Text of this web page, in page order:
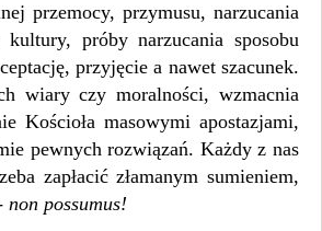
przemocy, przymusu, narzucania
próby narzucania sposobu
przyjęcie a nawet szacunek.
wiary czy moralności, wzmacnia
Kościoła masowymi apostazjami,
pewnych rozwiązań. Każdy z nas
zapłacić złamanym sumieniem,
non possumus!